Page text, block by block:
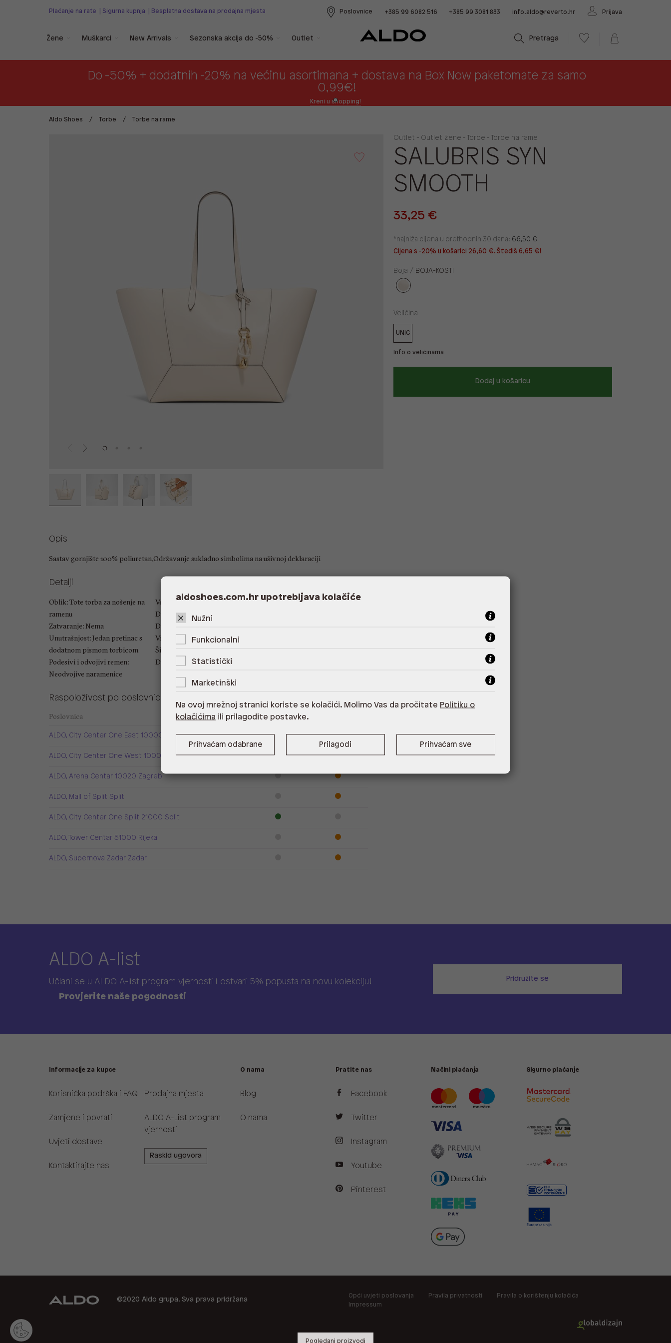
Plaćanje na rate Sigurna kupnja Besplatna dostava na prodajna mjesta Poslovnice +385 99 6082 516 +385 99 3081 833 info.aldo@reverto.hr Prijava
Pretraga
Žene Muškarci New Arrivals Sezonska akcija do -50% Outlet
Do -50% + dodatnih -20% na većinu asortimana + dostava na Box Now paketomate za samo
0,99€!
Kreni u shopping!
Aldo Shoes Torbe Torbe na rame
Outlet - Outlet žene - Torbe - Torbe na rame
SALUBRIS SYN
SMOOTH
33,25 €
*najniža cijena u prethodnih 30 dana: 66,50 €
Cijena s -20% u košarici 26,60 €. Štediš 6,65 €!
Boja / BOJA-KOSTI
Veličina
UNIC
Info o veličinama
Dodaj u košaricu
Opis
Sastav gornjište 100% poliuretan,Održavanje sukladno simbolima na ušivnoj deklaraciji
Detalji
Oblik: Tote torba za nošenje na
ramenu
Zatvaranje: Nema
Unutrašnjost: Jedan pretinac s
dodatnom pismom torbicom
Podesivi i odvojivi remen:
Neodvojive naramenice
Veličina: UNIC
Duljina ručke: 22.86 cm
Duljina naramenice: 58.42 cm
Visina: 30 cm
Širina: 53 cm
Dubina: 19 cm
Raspoloživost po poslovnicama
Poslovnica Dostupno
ALDO, City Center One East 10000 Zagreb
ALDO, City Center One West 10000 Zagreb
ALDO, Arena Centar 10020 Zagreb
ALDO, Mall of Split Split
ALDO, City Center One Split 21000 Split
ALDO, Tower Centar 51000 Rijeka
ALDO, Supernova Zadar Zadar
ALDO A-list
Učlani se u ALDO A-list program vjernosti i ostvari 5% popusta na novu kolekciju!
Provjerite naše pogodnosti
Pridružite se
Informacije za kupce
Korisnička podrška i FAQ
Zamjene i povrati
Uvjeti dostave
Kontaktirajte nas
Prodajna mjesta
ALDO A-List program
vjernosti
Raskid ugovora
O nama
Blog
O nama
Pratite nas
Facebook
Twitter
Instagram
Youtube
Pinterest
Načini plaćanja Sigurno plaćanje
©2020 Aldo grupa. Sva prava pridržana
Opći uvjeti poslovanja Pravila privatnosti
Pravila o korištenju kolačića
Impressum
Pogledani proizvodi
aldoshoes.com.hr upotrebljava kolačiće
Nužni
Funkcionalni
Statistički
Marketinški
Na ovoj mrežnoj stranici koriste se kolačići. Molimo Vas da pročitate Politiku o
kolačićima ili prilagodite postavke.
Prihvaćam odabrane Prilagodi Prihvaćam sve